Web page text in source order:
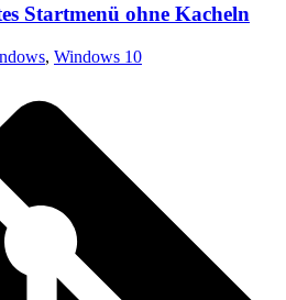
Startmenü ohne Kacheln
, Windows 10